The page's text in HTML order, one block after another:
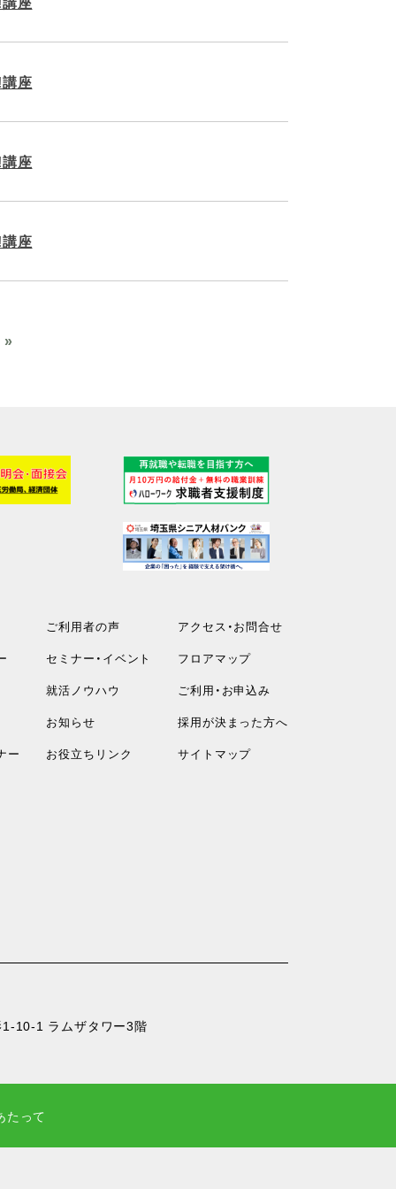
座
座
座
»
ー
ご利用者の声
セミナー・イベント
就活ノウハウ
お知らせ
お役立ちリンク
アクセス・お問合せ
フロアマップ
ご利用・お申込み
採用が決まった方へ
サイトマップ
10-1 ラムザタワー3階
たって